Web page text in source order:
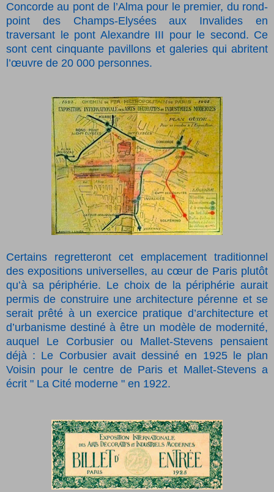
Concorde au pont de l’Alma pour le premier, du rond-
point des Champs-Elysées aux Invalides en
traversant le pont Alexandre III pour le second. Ce
sont cent cinquante pavillons et galeries qui abritent
l’œuvre de 20 000 personnes.
Certains regretteront cet emplacement traditionnel
des expositions universelles, au cœur de Paris plutôt
qu’à sa périphérie. Le choix de la périphérie aurait
permis de construire une architecture pérenne et se
serait prêté à un exercice pratique d’architecture et
d’urbanisme destiné à être un modèle de modernité,
auquel Le Corbusier ou Mallet-Stevens pensaient
déjà : Le Corbusier avait dessiné en 1925 le plan
Voisin pour le centre de Paris et Mallet-Stevens a
écrit " La Cité moderne " en 1922.